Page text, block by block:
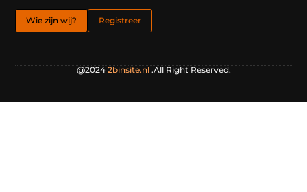
Wie zijn wij? Registreer
@2024 2binsite.nl.All Right Reserved.